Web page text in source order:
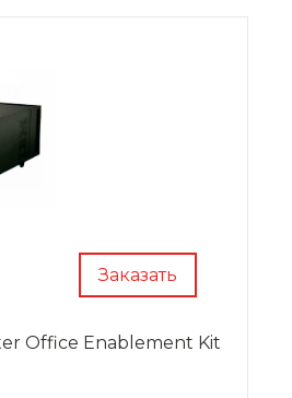
Заказать
Office Enablement Kit